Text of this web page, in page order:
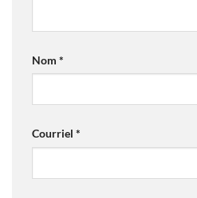
Nom *
Courriel *